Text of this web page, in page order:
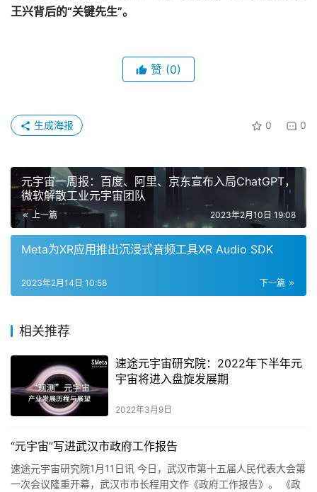
王兴背后的“关键先生”。
赞 (0)
0 0
生成海报
元宇宙一周报：百度、阿里、京东宣布入局ChatGPT，
微软解散工业元宇宙团队
上一篇 2023年2月10日 19:08
Meta为XR应用推出沉浸式音频工具XR Audio SDK
下一篇
2023年2月14日 10:58
相关推荐
速途元宇宙研究院：2022年下半年元
宇宙将进入盘旋发展期
2022年3月9日
“元宇宙”写进武汉市政府工作报告
速途元宇宙研究院1月11日讯 今日，武汉市第十五届人民代表大会第
一次会议隆重开幕，武汉市市长程用文作《政府工作报告》。 《政